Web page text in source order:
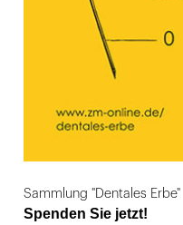
Sammlung "Dentales Erbe"
Spenden Sie jetzt!